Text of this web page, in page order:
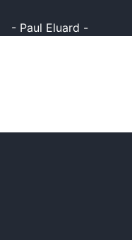
- Paul Eluard -